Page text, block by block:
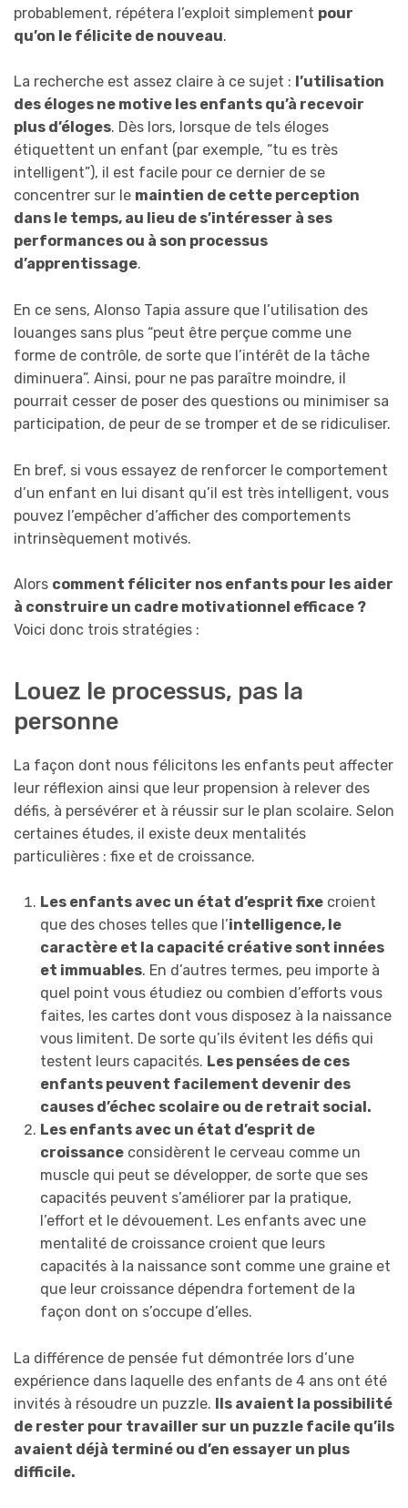
probablement, répétera l’exploit simplement pour
qu’on le félicite de nouveau.
La recherche est assez claire à ce sujet : l’utilisation
des éloges ne motive les enfants qu’à recevoir
plus d’éloges. Dès lors, lorsque de tels éloges
étiquettent un enfant (par exemple, “tu es très
intelligent”), il est facile pour ce dernier de se
concentrer sur le maintien de cette perception
dans le temps, au lieu de s’intéresser à ses
performances ou à son processus
d’apprentissage.
En ce sens, Alonso Tapia assure que l’utilisation des
louanges sans plus “peut être perçue comme une
forme de contrôle, de sorte que l’intérêt de la tâche
diminuera”. Ainsi, pour ne pas paraître moindre, il
pourrait cesser de poser des questions ou minimiser sa
participation, de peur de se tromper et de se ridiculiser.
En bref, si vous essayez de renforcer le comportement
d’un enfant en lui disant qu’il est très intelligent, vous
pouvez l’empêcher d’afficher des comportements
intrinsèquement motivés.
Alors comment féliciter nos enfants pour les aider
à construire un cadre motivationnel efficace ?
Voici donc trois stratégies :
Louez le processus, pas la
personne
La façon dont nous félicitons les enfants peut affecter
leur réflexion ainsi que leur propension à relever des
défis, à persévérer et à réussir sur le plan scolaire. Selon
certaines études, il existe deux mentalités
particulières : fixe et de croissance.
Les enfants avec un état d’esprit fixecroient
que des choses telles que l’intelligence, le
caractère et la capacité créative sont innées
et immuables. En d’autres termes, peu importe à
quel point vous étudiez ou combien d’efforts vous
faites, les cartes dont vous disposez à la naissance
vous limitent. De sorte qu’ils évitent les défis qui
testent leurs capacités. Les pensées de ces
enfants peuvent facilement devenir des
causes d’échec scolaire ou de retrait social.
Les enfants avec un état d’esprit de
croissanceconsidèrent le cerveau comme un
muscle qui peut se développer, de sorte que ses
capacités peuvent s’améliorer par la pratique,
l’effort et le dévouement. Les enfants avec une
mentalité de croissance croient que leurs
capacités à la naissance sont comme une graine et
que leur croissance dépendra fortement de la
façon dont on s’occupe d’elles.
La différence de pensée fut démontrée lors d’une
expérience dans laquelle des enfants de 4 ans ont été
invités à résoudre un puzzle. Ils avaient la possibilité
de rester pour travailler sur un puzzle facile qu’ils
avaient déjà terminé ou d’en essayer un plus
difficile.